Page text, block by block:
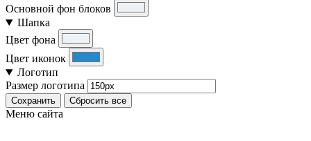
Основной фон блоков
Шапка
Цвет фона
Цвет иконок
Логотип
Размер логотипа
Сохранить Сбросить все
Меню сайта